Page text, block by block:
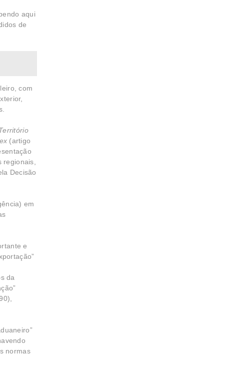
aqui
de
com
(artigo
regionais,
Decisão
em
e
da
normas